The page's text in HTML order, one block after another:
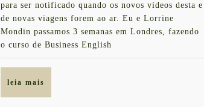
capítulos
para ser notificado quando os novos vídeos desta e
de novas viagens forem ao ar. Eu e Lorrine
Mondin passamos 3 semanas em Londres, fazendo
o curso de Business English
leia mais